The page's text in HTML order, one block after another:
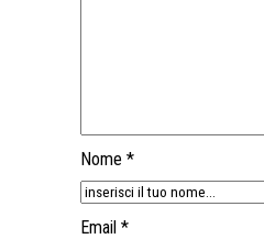
Nome *
Email *